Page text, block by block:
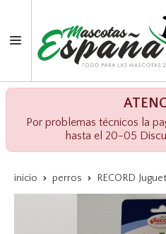
Por problemas técnicos la
hasta el 20-05
inicio perros RECORD